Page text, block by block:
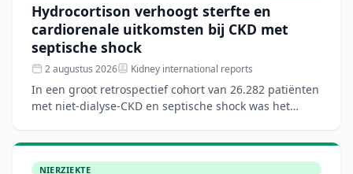
Hydrocortison verhoogt sterfte en
cardiorenale uitkomsten bij CKD met
septische shock
2 augustus 2026 Kidney international reports
In een groot retrospectief cohort van 26.282 patiënten
met niet-dialyse-CKD en septische shock was het
verhoogd r
NIERZIEKTE